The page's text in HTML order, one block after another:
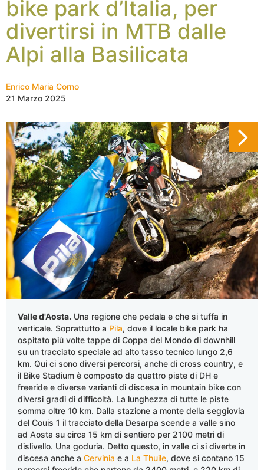
bike park d’Italia, per
divertirsi in MTB dalle
Alpi alla Basilicata
Enrico Maria Corno
21 Marzo 2025
Valle d'Aosta. Una regione che pedala e che si tuffa in
verticale. Soprattutto a Pila, dove il locale bike park ha
ospitato più volte tappe di Coppa del Mondo di downhill
su un tracciato speciale ad alto tasso tecnico lungo 2,6
km. Qui ci sono diversi percorsi, anche di cross country, e
il Bike Stadium è composto da quattro piste di DH e
freeride e diverse varianti di discesa in mountain bike con
diversi gradi di difficoltà. La lunghezza di tutte le piste
somma oltre 10 km. Dalla stazione a monte della seggiovia
del Couis 1 il tracciato della Desarpa scende a valle sino
ad Aosta su circa 15 km di sentiero per 2100 metri di
dislivello. Una goduria. Detto questo, in valle ci si diverte in
discesa anche a Cervinia e a La Thuile, dove si contano 15